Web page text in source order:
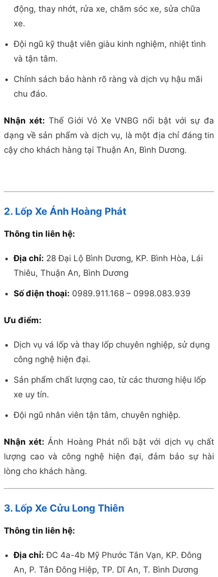
động, thay nhớt, rửa xe, chăm sóc xe, sửa chữa
xe.
Đội ngũ kỹ thuật viên giàu kinh nghiệm, nhiệt tình
và tận tâm.
Chính sách bảo hành rõ ràng và dịch vụ hậu mãi
chu đáo.
Nhận xét: Thế Giới Vỏ Xe VNBG nổi bật với sự đa
dạng về sản phẩm và dịch vụ, là một địa chỉ đáng tin
cậy cho khách hàng tại Thuận An, Bình Dương.
2. Lốp Xe Ánh Hoàng Phát
Thông tin liên hệ:
Địa chỉ: 28 Đại Lộ Bình Dương, KP. Bình Hòa, Lái
Thiêu, Thuận An, Bình Dương
Số điện thoại: 0989.911.168 – 0998.083.939
Ưu điểm:
Dịch vụ vá lốp và thay lốp chuyên nghiệp, sử dụng
công nghệ hiện đại.
Sản phẩm chất lượng cao, từ các thương hiệu lốp
xe uy tín.
Đội ngũ nhân viên tận tâm, chuyên nghiệp.
Nhận xét: Ánh Hoàng Phát nổi bật với dịch vụ chất
lượng cao và công nghệ hiện đại, đảm bảo sự hài
lòng cho khách hàng.
3. Lốp Xe Cửu Long Thiên
Thông tin liên hệ:
Địa chỉ: ĐC 4a-4b Mỹ Phước Tân Vạn, KP. Đông
An, P. Tân Đông Hiệp, TP. Dĩ An, T. Bình Dương